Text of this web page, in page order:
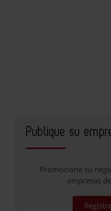
Publique su
Promocione su
empresas